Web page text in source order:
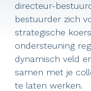
directeur-
bestuurder zich
strategische
ondersteuning
dynamisch veld
samen met je
te laten werken.